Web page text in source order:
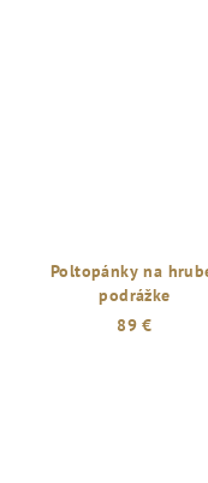
Poltopánky na
podrážke
89 €